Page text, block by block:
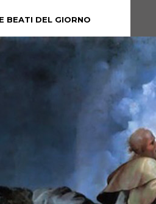
XIV a…
5
2026…
BEATI DEL GIORNO